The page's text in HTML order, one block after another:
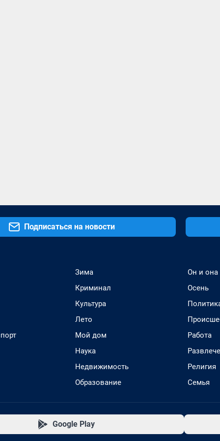
Подписаться на новости
Зима
Криминал
Культура
Лето
Мой дом
Наука
Недвижимость
Образование
Он и она
Осень
Работа
Религия
Семья
Google Play